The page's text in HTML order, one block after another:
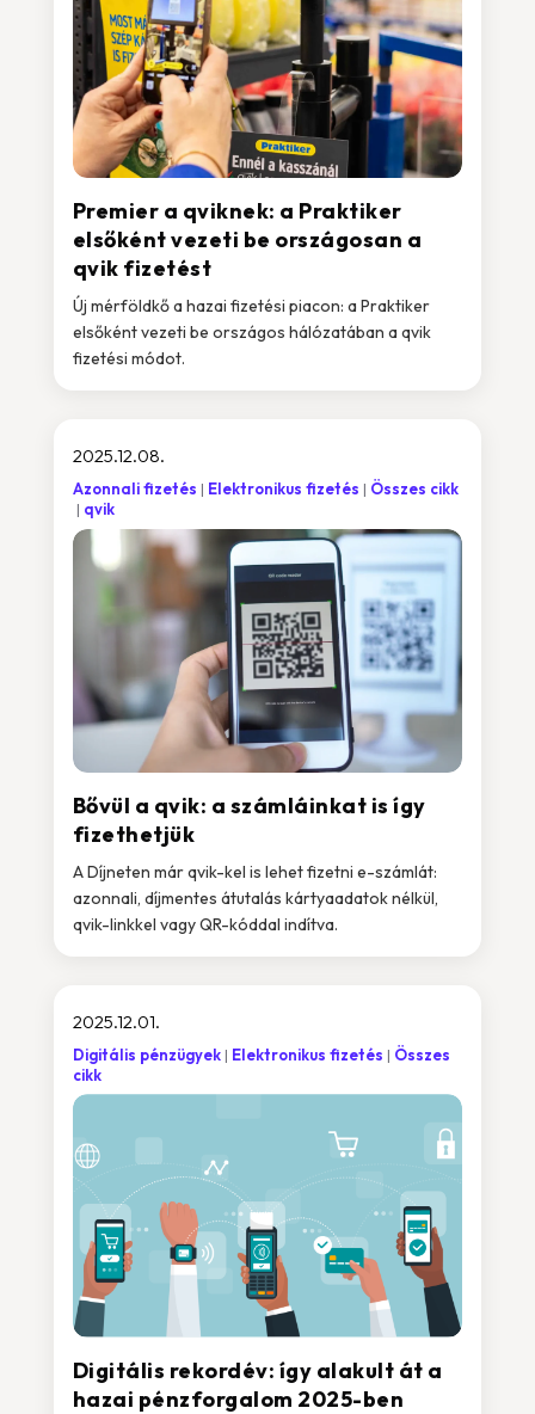
Premier a qviknek: a Praktiker
elsőként vezeti be országosan a
qvik fizetést
Új mérföldkő a hazai fizetési piacon: a Praktiker
elsőként vezeti be országos hálózatában a qvik
fizetési módot.
Bővül a qvik: a számláinkat is így
fizethetjük
2025.12.08.
Azonnali fizetés Elektronikus fizetés
Összes cikk
qvik
A Díjneten már qvik-kel is lehet fizetni e-számlát:
azonnali, díjmentes átutalás kártyaadatok nélkül,
qvik-linkkel vagy QR-kóddal indítva.
Digitális rekordév: így alakult át a
hazai pénzforgalom 2025-ben
2025.12.01.
Digitális pénzügyek Elektronikus fizetés
Összes
cikk